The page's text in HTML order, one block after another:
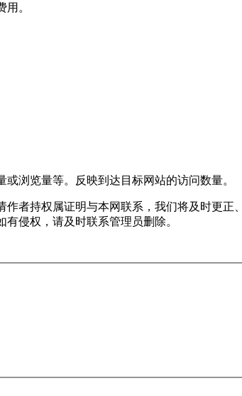
。
浏览量等。反映到达目标网站的访问数量。
者持权属证明与本网联系，我们将及时更正
侵权，请及时联系管理员删除。